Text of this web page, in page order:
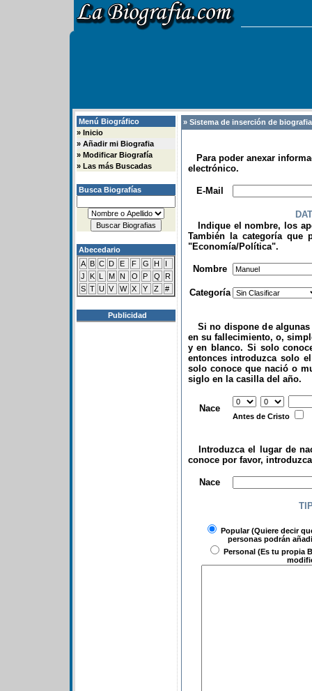
Menú Biográfico
» Inicio
» Añadir mi Biografia
» Modificar Biografía
» Las más Buscadas
Busca Biografías
Abecedario
A B C D E F G H
I
J
K L M N O P Q
R
S T U V W X Y Z #
Publicidad
» Sistema de inserción de
Para poder anexar
electrónico.
E-Mail
Indique el nombre, los
También la categoría que
"Economía/Política".
Nombre
Categoría
Si no dispone de algunas
en su fallecimiento, o,
y en blanco. Si solo
entonces introduzca solo
solo conoce que nació o
siglo en la casilla del año.
Nace
Antes de Cristo
Introduzca el lugar de
conoce por favor,
Nace
Popular(Quiere decir
personas podrán
Personal (Es tu propia